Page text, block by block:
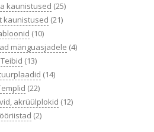
kaunistused (25)
kaunistused (21)
(10)
mänguasjadele (4)
Teibid (13)
(14)
(22)
akrüülplokid (12)
(2)